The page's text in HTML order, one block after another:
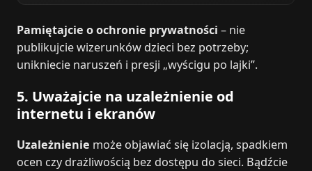
Pamiętajcie o ochronie prywatności – nie
publikujcie wizerunków dzieci bez potrzeby;
unikniecie naruszeń i presji „wyścigu po lajki”.
5. Uważajcie na uzależnienie od
internetu i ekranów
Uzależnienie może objawiać się izolacją, spadkiem
ocen czy drażliwością bez dostępu do sieci. Bądźcie